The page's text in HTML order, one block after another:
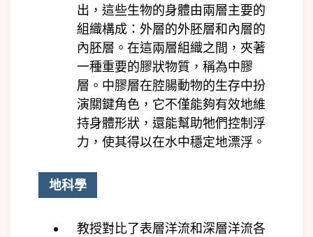
出，這些生物的身體由兩層主要的
組織構成：外層的外胚層和內層的
內胚層。在這兩層組織之間，夾著
一種重要的膠狀物質，稱為中膠
層。中膠層在腔腸動物的生存中扮
演關鍵角色，它不僅能夠有效地維
持身體形狀，還能幫助牠們控制浮
力，使其得以在水中穩定地漂浮。
地科學
教授對比了表層洋流和深層洋流各